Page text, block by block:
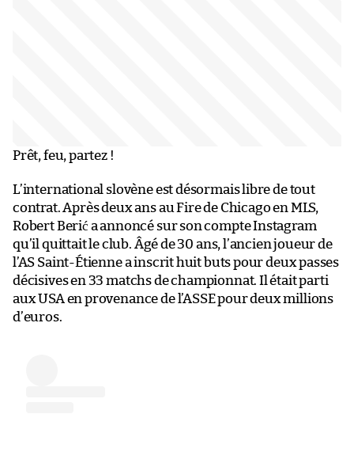
Prêt, feu, partez !
L’international slovène est désormais libre de tout
contrat. Après deux ans au Fire de Chicago en MLS,
Robert Berić a annoncé sur son compte Instagram
qu’il quittait le club. Âgé de 30 ans, l’ancien joueur de
l’AS Saint-Étienne a inscrit huit buts pour deux passes
décisives en 33 matchs de championnat. Il était parti
aux USA en provenance de l’ASSE pour deux millions
d’euros.